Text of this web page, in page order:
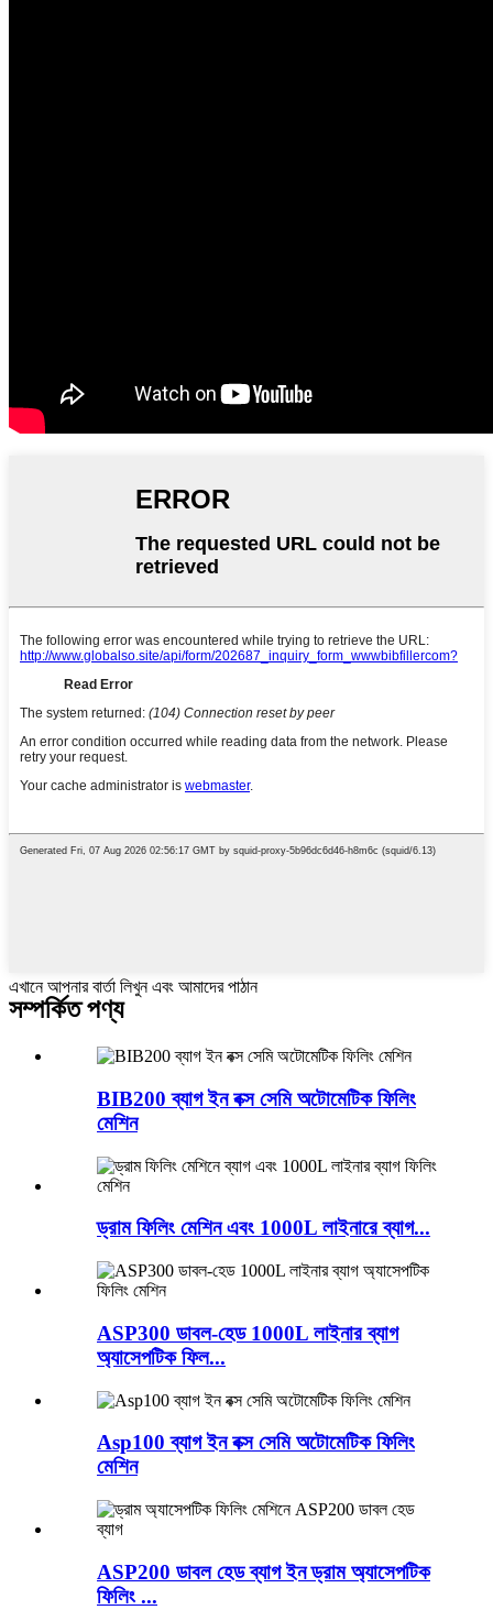
এখানে আপনার বার্তা লিখুন এবং আমাদের পাঠান
সম্পর্কিত পণ্য
BIB200 ব্যাগ ইন বক্স সেমি অটোমেটিক ফিলিং
মেশিন
ড্রাম ফিলিং মেশিন এবং 1000L লাইনারে ব্যাগ...
ASP300 ডাবল-হেড 1000L লাইনার ব্যাগ
অ্যাসেপটিক ফিল...
Asp100 ব্যাগ ইন বক্স সেমি অটোমেটিক ফিলিং
মেশিন
ASP200 ডাবল হেড ব্যাগ ইন ড্রাম অ্যাসেপটিক
ফিলিং ...